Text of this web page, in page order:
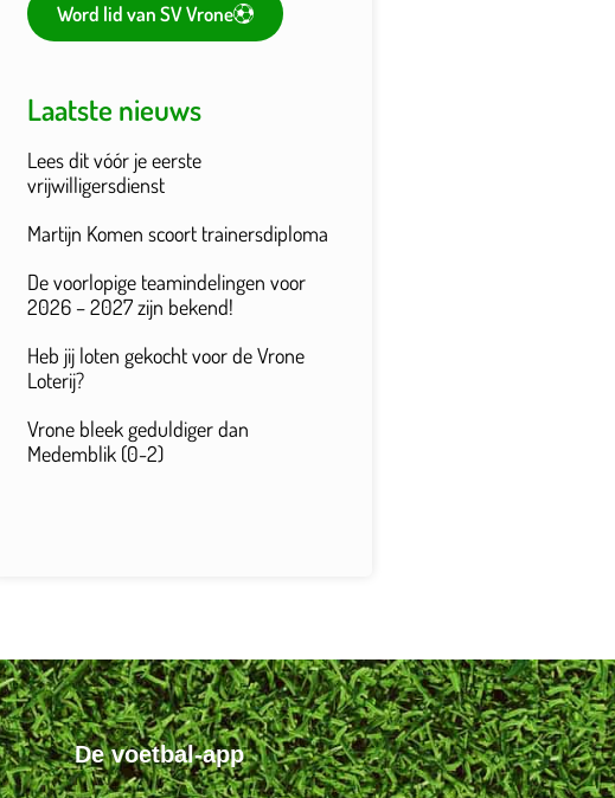
Word lid van SV Vrone
Laatste nieuws
Lees dit vóór je eerste
vrijwilligersdienst
Martijn Komen scoort trainersdiploma
De voorlopige teamindelingen voor
2026 – 2027 zijn bekend!
Heb jij loten gekocht voor de Vrone
Loterij?
Vrone bleek geduldiger dan
Medemblik (0-2)
De voetbal-app